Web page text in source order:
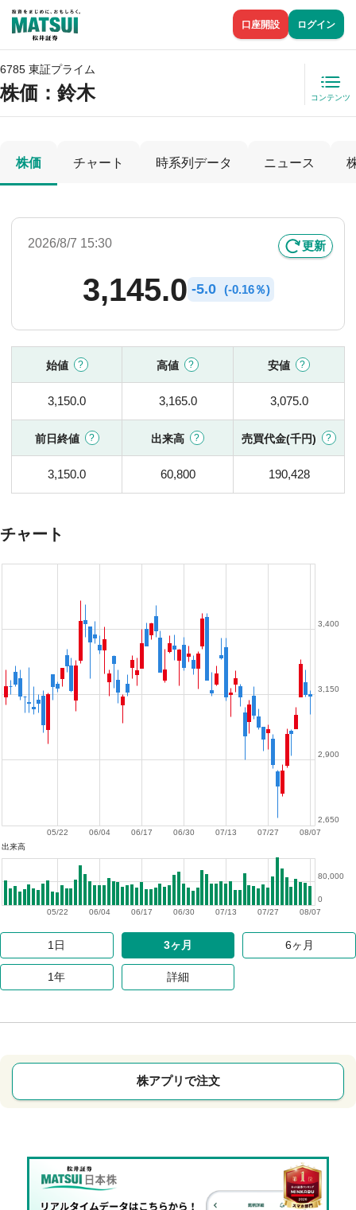
口座開設 ログイン
6785 東証プライム
株価 ：鈴木 コンテンツ
株価 チャート 時系列データ ニュース
2026/8/7 15:30 更新
3,145.0 -5.0 (-0.16％)
始値 高値 安値
3,150.0 3,165.0 3,075.0
前日終値 出来高 売買代金(千円)
3,150.0 60,800 190,428
チャート
08/07
07/27
07/13
06/30
06/17
06/04
05/22
2,650
2,900
3,150
3,400
出来高
08/07
07/27
07/13
06/30
06/17
06/04
05/22
0
80,000
1日 3ヶ月 6ヶ月
1年 詳細
株アプリで注文